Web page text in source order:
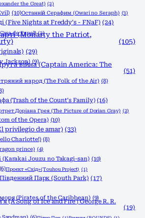
the Great) (2)
(10)Останній Серафим (Owari no Seraph) (3)
(Five Nights at Freddy's - FNaF) (24)
de Papel) (2)
(Moriarty the Patriot,
(105)
(29)
Jackson) (9)
війна (Captain America: The
(51)
народ (The Folk of the Air) (8)
(Trash of the Count's Family) (16)
Доріана Грея (The Picture of Dorian Gray) (2)
of the Opera) (10)
privilegio de amar) (33)
Charlotte!) (8)
prince) (4)
(Karakai Jouzu no Takagi-san) (10)
(6)Проєкт «Схід» (Touhou Project) (1)
Південний Парк (South Park) (17)
(Pirates of the Caribbean) (9)
(A Song of Ice and Fire | George R. R.
(19)